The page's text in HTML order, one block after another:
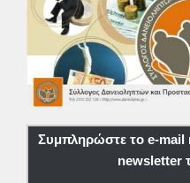
Συμπληρώστε το e-mail
newsletter